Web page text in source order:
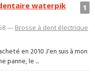
1
waterpik
— Brosse à dent électrique
en 2010 J'en suis à mon
panne, le ...